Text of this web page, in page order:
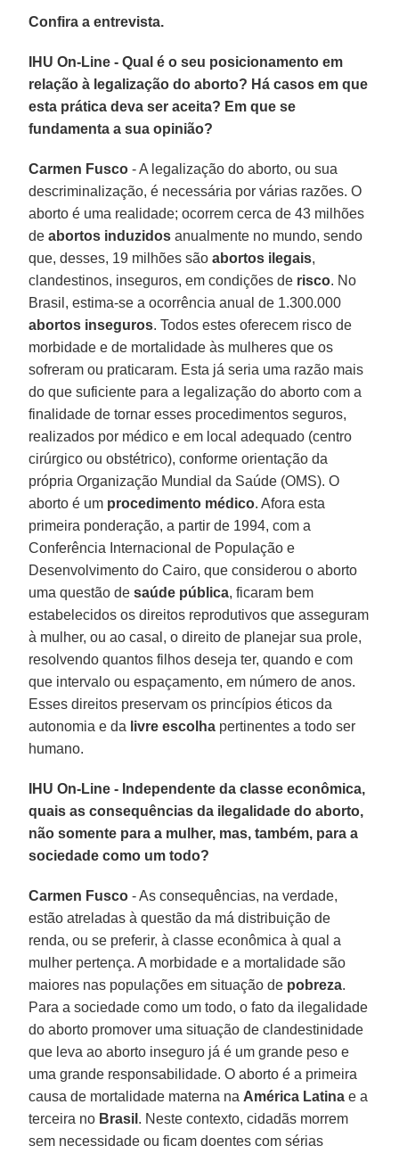
Confira a entrevista.
IHU On-Line - Qual é o seu posicionamento em
relação à legalização do aborto? Há casos em que
esta prática deva ser aceita? Em que se
fundamenta a sua opinião?
Carmen Fusco - A legalização do aborto, ou sua
descriminalização, é necessária por várias razões. O
aborto é uma realidade; ocorrem cerca de 43 milhões
deabortos induzidos anualmente no mundo, sendo
que, desses, 19 milhões sãoabortos ilegais,
clandestinos, inseguros, em condições de risco. No
Brasil, estima-se a ocorrência anual de 1.300.000
abortos inseguros. Todos estes oferecem risco de
morbidade e de mortalidade às mulheres que os
sofreram ou praticaram. Esta já seria uma razão mais
do que suficiente para a legalização do aborto com a
finalidade de tornar esses procedimentos seguros,
realizados por médico e em local adequado (centro
cirúrgico ou obstétrico), conforme orientação da
própria Organização Mundial da Saúde (OMS). O
aborto é um procedimento médico. Afora esta
primeira ponderação, a partir de 1994, com a
Conferência Internacional de População e
Desenvolvimento do Cairo, que considerou o aborto
uma questão desaúde pública, ficaram bem
estabelecidos os direitos reprodutivos que asseguram
à mulher, ou ao casal, o direito de planejar sua prole,
resolvendo quantos filhos deseja ter, quando e com
que intervalo ou espaçamento, em número de anos.
Esses direitos preservam os princípios éticos da
autonomia e da livre escolha pertinentes a todo ser
humano.
IHU On-Line - Independente da classe econômica,
quais as consequências da ilegalidade do aborto,
não somente para a mulher, mas, também, para a
sociedade como um todo?
Carmen Fusco - As consequências, na verdade,
estão atreladas à questão da má distribuição de
renda, ou se preferir, à classe econômica à qual a
mulher pertença. A morbidade e a mortalidade são
maiores nas populações em situação de pobreza.
Para a sociedade como um todo, o fato da ilegalidade
do aborto promover uma situação de clandestinidade
que leva ao aborto inseguro já é um grande peso e
uma grande responsabilidade. O aborto é a primeira
causa de mortalidade materna na América Latina e a
terceira no Brasil . Neste contexto, cidadãs morrem
sem necessidade ou ficam doentes com sérias